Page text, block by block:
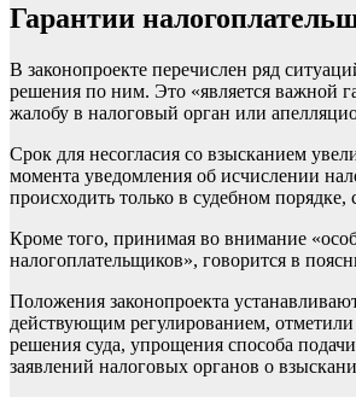
Гарантии
В законопроекте перечислен ряд
решения по ним. Это «является важной
жалобу в налоговый орган или
Срок для несогласия со взысканием
момента уведомления об исчислении
происходить только в судебном порядке,
Кроме того, принимая во внимание
налогоплательщиков», говорится в
Положения законопроекта
действующим регулированием,
решения суда, упрощения способа
заявлений налоговых органов о